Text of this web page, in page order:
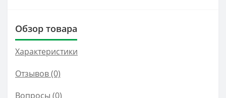
Обзор товара
Характеристики
Отзывов (0)
Вопросы (0)